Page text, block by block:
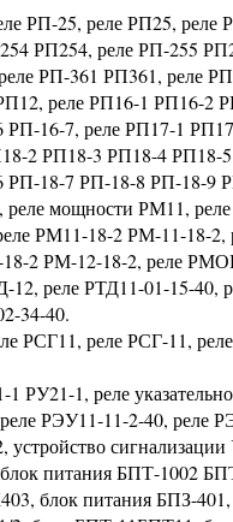
РП-25, реле РП25,
РП254, реле РП-255
РП-361 РП361, реле
реле РП16-1 РП16-2
16-7, реле РП17-1
2 РП18-3 РП18-4
18-7 РП-18-8 РП-18-9
мощности РМ11,
РМ11-18-2 РМ-11-18-
2 РМ-12-18-2, реле
реле РТД11-01-15-40,
34-40.
РСГ11, реле РСГ-11,
1 РУ21-1, реле
РЭУ11-11-2-40, реле
устройство
питания БПТ-1002
блок питания БПЗ-